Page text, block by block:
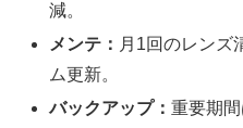
減。
メンテ： 月1回のレンズ
ム更新。
バックアップ：重要期